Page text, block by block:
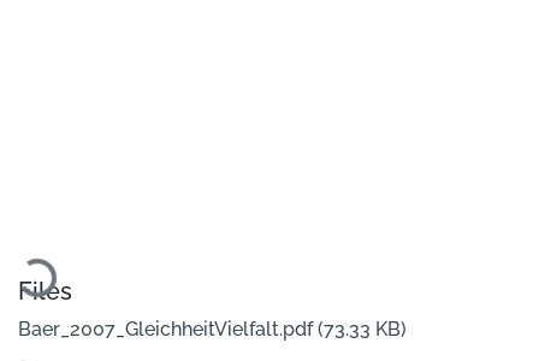
Loading...
Files
Baer_2007_GleichheitVielfalt.pdf(73.33 KB)